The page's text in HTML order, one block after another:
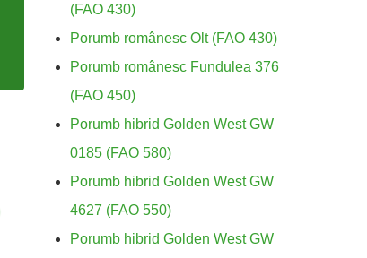
(FAO 430)
Porumb românesc Olt (FAO 430)
Porumb românesc Fundulea 376
(FAO 450)
Porumb hibrid Golden West GW
0185 (FAO 580)
Porumb hibrid Golden West GW
4627 (FAO 550)
Porumb hibrid Golden West GW